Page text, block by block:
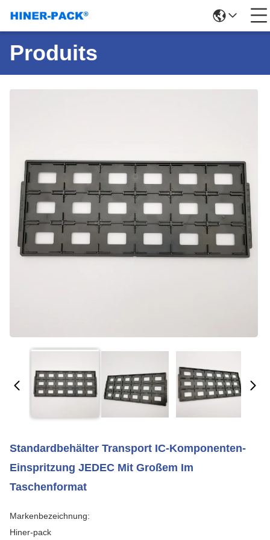
Produits
Standardbehälter Transport IC-Komponenten-
Einspritzung JEDEC Mit Großem Im
Taschenformat
Markenbezeichnung:
Hiner-pack